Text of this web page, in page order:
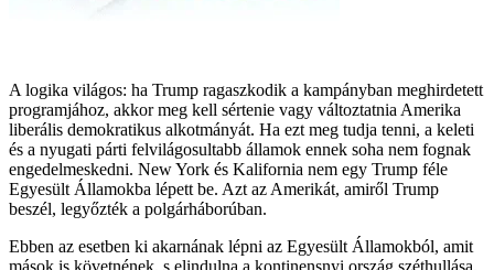
A logika világos: ha Trump ragaszkodik a kampányban meghirdetett
programjához, akkor meg kell sértenie vagy változtatnia Amerika
liberális demokratikus alkotmányát. Ha ezt meg tudja tenni, a keleti
és a nyugati párti felvilágosultabb államok ennek soha nem fognak
engedelmeskedni. New York és Kalifornia nem egy Trump féle
Egyesült Államokba lépett be. Azt az Amerikát, amiről Trump
beszél, legyőzték a polgárháborúban.
Ebben az esetben ki akarnának lépni az Egyesült Államokból, amit
mások is követnének, s elindulna a kontinensnyi ország széthullása.